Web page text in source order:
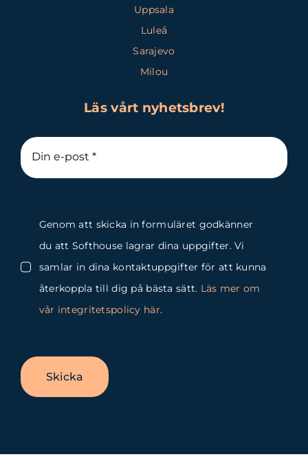
Uppsala
Luleå
Sarajevo
Milou
Läs vårt nyhetsbrev!
Genom att skicka in formuläret godkänner
du att Softhouse lagrar dina uppgifter. Vi
samlar in dina kontaktuppgifter för att kunna
återkoppla till dig på bästa sätt. Läs mer om
vår integritetspolicy här.
Skicka